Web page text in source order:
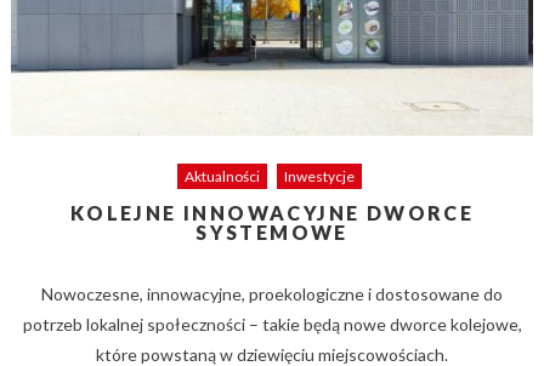
Aktualności Inwestycje
KOLEJNE INNOWACYJNE DWORCE
SYSTEMOWE
Nowoczesne, innowacyjne, proekologiczne i dostosowane do
potrzeb lokalnej społeczności – takie będą nowe dworce kolejowe,
które powstaną w dziewięciu miejscowościach.